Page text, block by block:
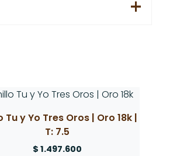
Tu y Yo Tres Oros | Oro 18k |
T: 7.5
$ 1.497.600